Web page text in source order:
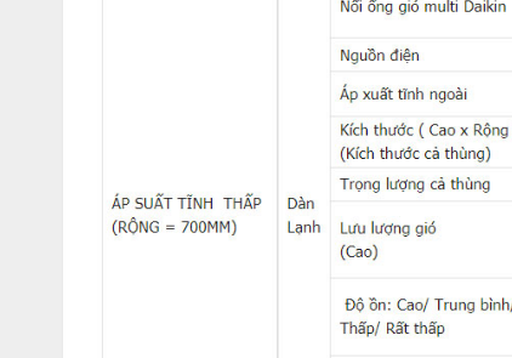
Dàn Lạnh Âm Trần Ông Gió Điều
tính thẩm mỹ cho không gian
Với ưu điểm dàn lạnh nối ống gió mỏng có thể được
này thích hợp cho các phòng khách với trần nhà thấp
Daikin CDXP25RVMV có chiều rộng 900 giúp cho các
multi Daikin CDXP25RVMV giấu trần nối ống gió có
Dấu hiệu nhận biết duy nhất của các dàn lạnh giấu trần